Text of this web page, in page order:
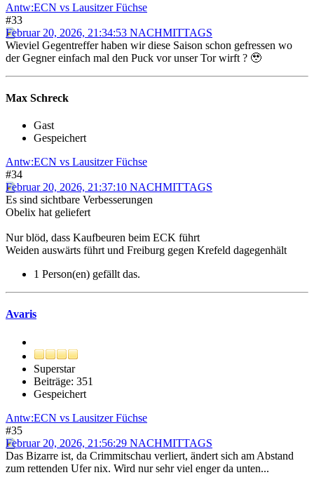
Antw:ECN vs Lausitzer Füchse
#33
Februar 20, 2026, 21:34:53 NACHMITTAGS
Wieviel Gegentreffer haben wir diese Saison schon gefressen wo
der Gegner einfach mal den Puck vor unser Tor wirft ? 🥹
Max Schreck
Gast
Gespeichert
Antw:ECN vs Lausitzer Füchse
#34
Februar 20, 2026, 21:37:10 NACHMITTAGS
Es sind sichtbare Verbesserungen
Obelix hat geliefert
Nur blöd, dass Kaufbeuren beim ECK führt
Weiden auswärts führt und Freiburg gegen Krefeld dagegenhält
1 Person(en) gefällt das.
Avaris
Superstar
Beiträge: 351
Gespeichert
Antw:ECN vs Lausitzer Füchse
#35
Februar 20, 2026, 21:56:29 NACHMITTAGS
Das Bizarre ist, da Crimmitschau verliert, ändert sich am Abstand
zum rettenden Ufer nix. Wird nur sehr viel enger da unten...